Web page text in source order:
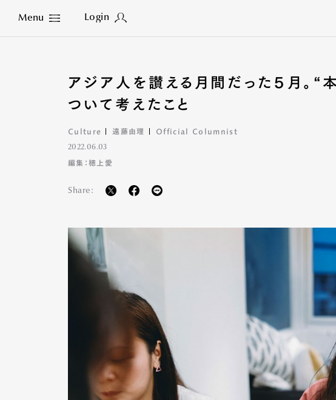
Menu Login
Close
アジア人を讃える月間だった５月。“
ついて考えたこと
Culture 遠藤由理 Official Columnist
2022.06.03
編集：穂上愛
Share: